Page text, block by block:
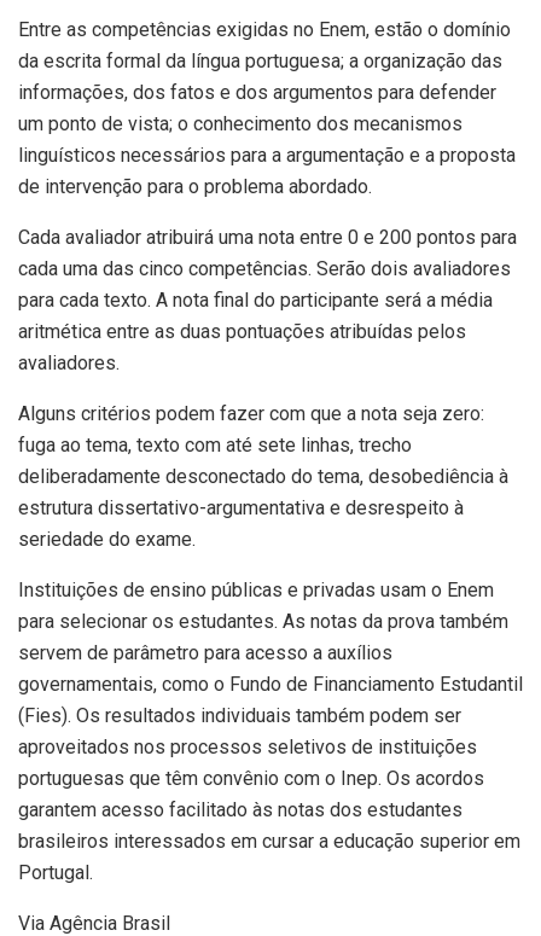
Entre as competências exigidas no Enem, estão o domínio
da escrita formal da língua portuguesa; a organização das
informações, dos fatos e dos argumentos para defender
um ponto de vista; o conhecimento dos mecanismos
linguísticos necessários para a argumentação e a proposta
de intervenção para o problema abordado.
Cada avaliador atribuirá uma nota entre 0 e 200 pontos para
cada uma das cinco competências. Serão dois avaliadores
para cada texto. A nota final do participante será a média
aritmética entre as duas pontuações atribuídas pelos
avaliadores.
Alguns critérios podem fazer com que a nota seja zero:
fuga ao tema, texto com até sete linhas, trecho
deliberadamente desconectado do tema, desobediência à
estrutura dissertativo-argumentativa e desrespeito à
seriedade do exame.
Instituições de ensino públicas e privadas usam o Enem
para selecionar os estudantes. As notas da prova também
servem de parâmetro para acesso a auxílios
governamentais, como o Fundo de Financiamento Estudantil
(Fies). Os resultados individuais também podem ser
aproveitados nos processos seletivos de instituições
portuguesas que têm convênio com o Inep. Os acordos
garantem acesso facilitado às notas dos estudantes
brasileiros interessados em cursar a educação superior em
Portugal.
Via Agência Brasil